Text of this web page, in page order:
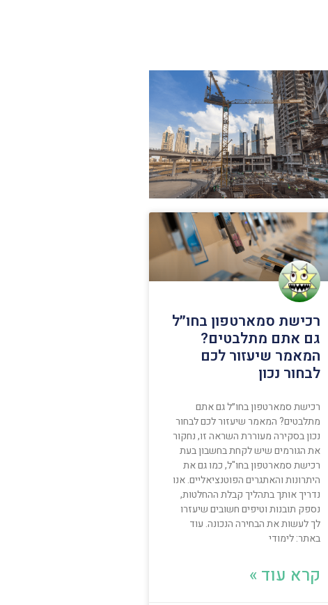
רכישת סמארטפון בחו״ל
גם אתם מתלבטים?
המאמר שיעזור לכם
לבחור נכון
רכישת סמארטפון בחו״ל גם אתם
מתלבטים? המאמר שיעזור לכם לבחור
נכון בסקירה מעוררת השראה זו, נחקור
את הגורמים שיש לקחת בחשבון בעת
רכישת סמארטפון בחו"ל, כמו גם את
היתרונות והאתגרים הפוטנציאליים. אנו
נדריך אותך בתהליך קבלת ההחלטות,
נספק תובנות וטיפים חשובים שיעזרו
לך לעשות את הבחירה הנכונה. עוד
באתר: לימודי
קרא עוד »